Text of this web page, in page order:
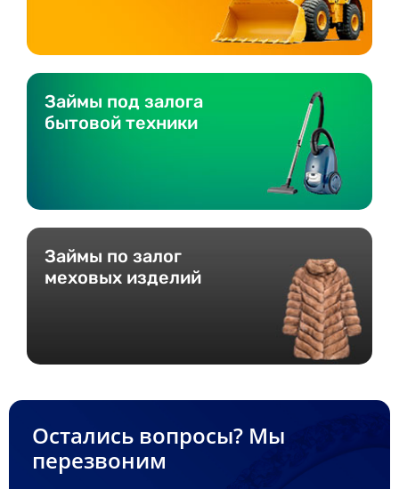
Займы под залога
бытовой техники
Займы по залог
меховых изделий
Остались вопросы? Мы
перезвоним